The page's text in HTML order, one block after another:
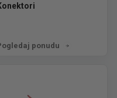
ponudu